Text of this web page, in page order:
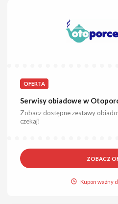
OFERTA
Serwisy obiadowe w
Zobacz dostępne zestawy
czekaj!
ZOBACZ
Kupon ważny